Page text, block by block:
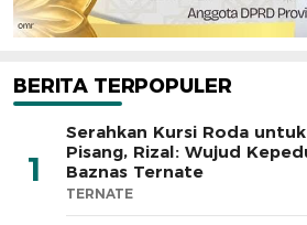
BERITA TERPOPULER
1
Serahkan Kursi Roda
Pisang, Rizal: Wujud
Baznas Ternate
TERNATE